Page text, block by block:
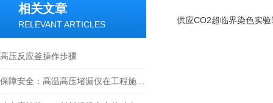
相关文章
RELEVANT ARTICLES
高压反应釜操作步骤
供应CO2超临界染色实